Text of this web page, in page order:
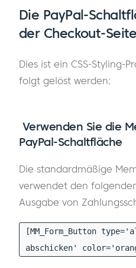
Die PayPal-
der Checkout-
Dies ist ein CSS-Styling-
folgt gelöst werden:
Verwenden Sie die
PayPal-Schaltfläche
Die standardmäßige
verwendet den
Ausgabe von
[MM_Form_Button
abschicken'